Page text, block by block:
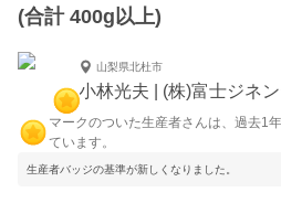
(合計 400g以上)
山梨県北杜市
小林光夫 | (株)富士ジネ
マークのついた生産者さんは、過去1
ています。
生産者バッジの基準が新しくなりました。